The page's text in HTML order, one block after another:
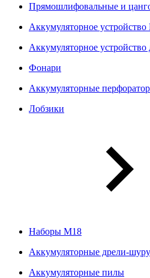
Прямошлифовальные и
Аккумуляторное
Аккумуляторное
Фонари
Аккумуляторные
Лобзики
Наборы М18
Аккумуляторные дрели-
Аккумуляторные пилы